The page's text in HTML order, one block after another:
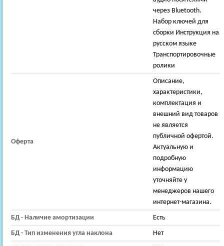
через Bluetooth.
Набор ключей для
сборки Инструкция на
русском языке
Транспортировочные
ролики
Оферта
Описание,
характеристики,
комплектация и
внешний вид товаров
не является
публичной офертой.
Актуальную и
подробную
информацию
уточняйте у
менеджеров нашего
интернет-магазина.
БД - Наличие амортизации Есть
БД - Тип изменения угла наклона Нет